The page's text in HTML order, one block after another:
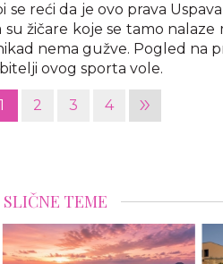
reći da je ovo prava
su žičare koje se tamo
nema gužve. Pogled na
ovog sporta vole.
1 2 3 4 »
SLIČNE TEME